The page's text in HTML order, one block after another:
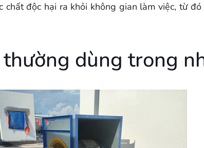
độc hại ra khỏi không gian làm việc, từ
dùng trong